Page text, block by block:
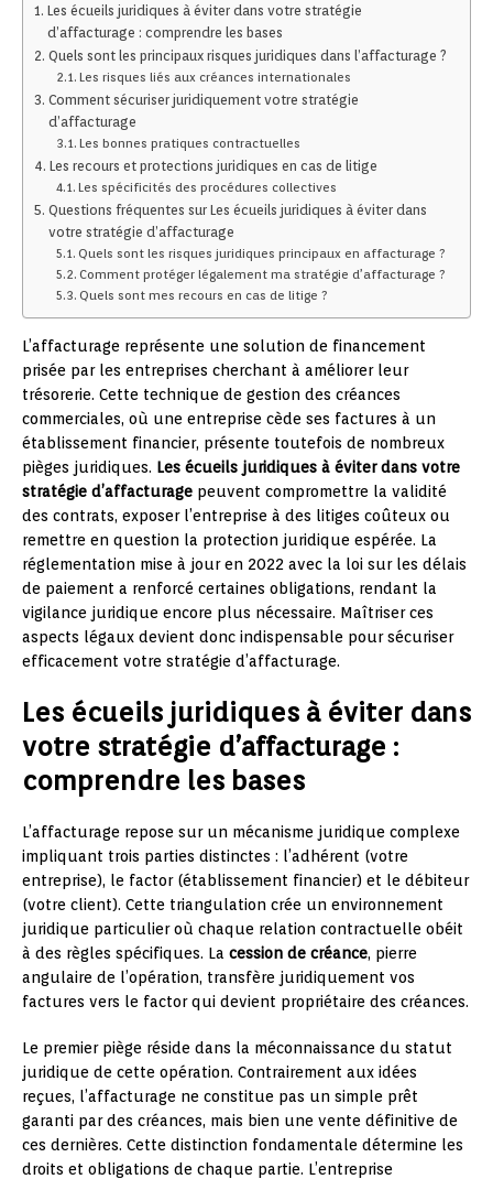
Les écueils juridiques à éviter dans votre stratégie
d’affacturage : comprendre les bases
Quels sont les principaux risques juridiques dans l’affacturage ?
Les risques liés aux créances internationales
Comment sécuriser juridiquement votre stratégie
d’affacturage
Les bonnes pratiques contractuelles
Les recours et protections juridiques en cas de litige
Les spécificités des procédures collectives
Questions fréquentes sur Les écueils juridiques à éviter dans
votre stratégie d’affacturage
Quels sont les risques juridiques principaux en affacturage ?
Comment protéger légalement ma stratégie d’affacturage ?
Quels sont mes recours en cas de litige ?
L’affacturage représente une solution de financement
prisée par les entreprises cherchant à améliorer leur
trésorerie. Cette technique de gestion des créances
commerciales, où une entreprise cède ses factures à un
établissement financier, présente toutefois de nombreux
pièges juridiques. Les écueils juridiques à éviter dans votre
stratégie d’affacturage peuvent compromettre la validité
des contrats, exposer l’entreprise à des litiges coûteux ou
remettre en question la protection juridique espérée. La
réglementation mise à jour en 2022 avec la loi sur les délais
de paiement a renforcé certaines obligations, rendant la
vigilance juridique encore plus nécessaire. Maîtriser ces
aspects légaux devient donc indispensable pour sécuriser
efficacement votre stratégie d’affacturage.
Les écueils juridiques à éviter dans
votre stratégie d’affacturage :
comprendre les bases
L’affacturage repose sur un mécanisme juridique complexe
impliquant trois parties distinctes : l’adhérent (votre
entreprise), le factor (établissement financier) et le débiteur
(votre client). Cette triangulation crée un environnement
juridique particulier où chaque relation contractuelle obéit
à des règles spécifiques. La cession de créance, pierre
angulaire de l’opération, transfère juridiquement vos
factures vers le factor qui devient propriétaire des créances.
Le premier piège réside dans la méconnaissance du statut
juridique de cette opération. Contrairement aux idées
reçues, l’affacturage ne constitue pas un simple prêt
garanti par des créances, mais bien une vente définitive de
ces dernières. Cette distinction fondamentale détermine les
droits et obligations de chaque partie. L’entreprise